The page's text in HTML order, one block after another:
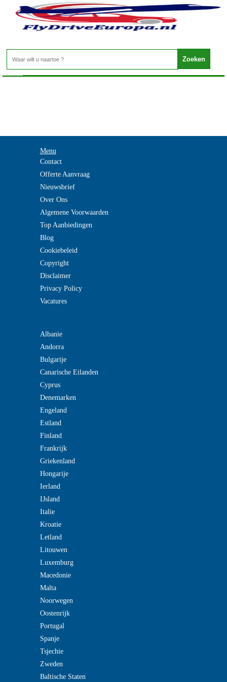
Frankrijk - PROVENCE
Home>
Menu
Contact
Offerte Aanvraag
Nieuwsbrief
Over Ons
Algemene Voorwaarden
Top Aanbiedingen
Blog
Cookiebeleid
Copyright
Disclaimer
Privacy Policy
Vacatures
Albanie
Andorra
Bulgarije
Canarische Eilanden
Cyprus
Denemarken
Engeland
Estland
Finland
Frankrijk
Griekenland
Hongarije
Ierland
IJsland
Italie
Kroatie
Letland
Litouwen
Luxemburg
Macedonie
Malta
Noorwegen
Oostenrijk
Portugal
Spanje
Tsjechie
Zweden
Baltische Staten